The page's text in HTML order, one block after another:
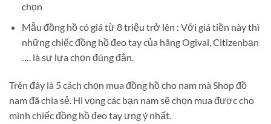
chọn
Mẫu đồng hồ có giá từ 8 triệu trở lên : Với giá tiền này thì
những chiếc đồng hồ đeo tay của hãng Ogival, Citizenbạn
…. là sự lựa chọn đúng đắn.
Trên đây là 5 cách chọn mua đồng hồ cho nam mà Shop đồ
nam đã chia sẻ. Hi vọng các bạn nam sẽ chọn mua được cho
mình chiếc đồng hồ đeo tay ưng ý nhất.